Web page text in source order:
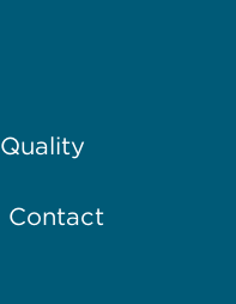
Quality
Contact